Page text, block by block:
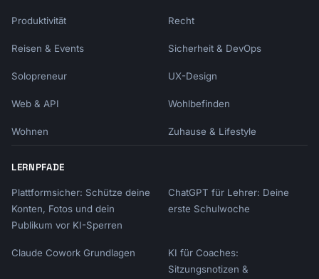
Produktivität Recht
Reisen & Events Sicherheit & DevOps
Solopreneur UX-Design
Web & API Wohlbefinden
Wohnen Zuhause & Lifestyle
LERNPFADE
Plattformsicher: Schütze deine
Konten, Fotos und dein
Publikum vor KI-Sperren
ChatGPT für Lehrer: Deine
erste Schulwoche
Claude Cowork Grundlagen
KI für Coaches:
Sitzungsnotizen &